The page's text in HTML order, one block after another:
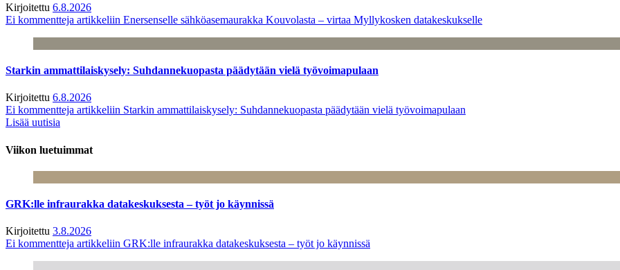
Kirjoitettu 6.8.2026
Ei kommentteja artikkeliin Enersenselle sähköasemaurakka Kouvolasta – virtaa Myllykosken datakeskukselle
Starkin ammattilaiskysely: Suhdannekuopasta päädytään vielä työvoimapulaan
Kirjoitettu 6.8.2026
Ei kommentteja artikkeliin Starkin ammattilaiskysely: Suhdannekuopasta päädytään vielä työvoimapulaan
Lisää uutisia
Viikon luetuimmat
GRK:lle infraurakka datakeskuksesta – työt jo käynnissä
Kirjoitettu 3.8.2026
Ei kommentteja artikkeliin GRK:lle infraurakka datakeskuksesta – työt jo käynnissä